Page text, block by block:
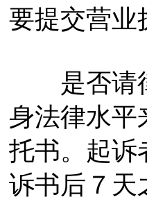
要提交营业
是否请律
身法律水平
托书。起诉
诉书后７天